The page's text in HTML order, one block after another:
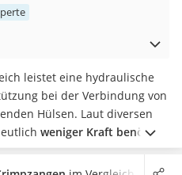
leistet eine hydraulische
bei der Verbindung von
Hülsen. Laut diversen
weniger Kraft benötigt
klassischen
Wählen Sie jetzt eine